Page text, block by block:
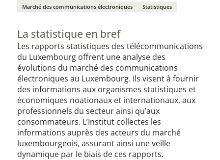
Marché des communications électroniques
Statistiques
La statistique en bref
Les rapports statistiques des télécommunications
du Luxembourg offrent une analyse des
évolutions du marché des communications
électroniques au Luxembourg. Ils visent à fournir
des informations aux organismes statistiques et
économiques noationaux et internationaux, aux
professionnels du secteur ainsi qu’aux
consommateurs. L’Institut collectes les
informations auprès des acteurs du marché
luxembourgeois, assurant ainsi une veille
dynamique par le biais de ces rapports.